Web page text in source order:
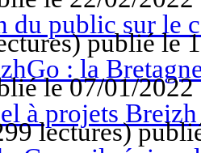
du public sur le
)publié le
: la
le 07/01/2022
à projets
lectures)